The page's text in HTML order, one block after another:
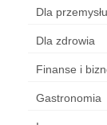
Dla przemysłu
Dla zdrowia
Finanse i
Gastronomia